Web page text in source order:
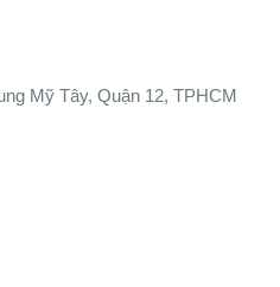
Mỹ Tây, Quận 12, TPHCM